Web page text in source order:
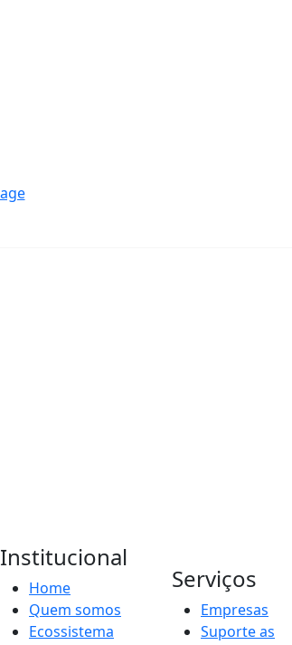
Institucional
Home
Quem somos
Ecossistema
Serviços
Empresas
Suporte as